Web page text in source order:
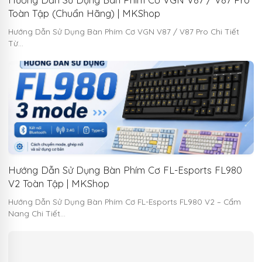
Toàn Tập (Chuẩn Hãng) | MKShop
Hướng Dẫn Sử Dụng Bàn Phím Cơ VGN V87 / V87 Pro Chi Tiết
Từ…
Hướng Dẫn Sử Dụng Bàn Phím Cơ FL-Esports FL980
V2 Toàn Tập | MKShop
Hướng Dẫn Sử Dụng Bàn Phím Cơ FL-Esports FL980 V2 – Cẩm
Nang Chi Tiết…